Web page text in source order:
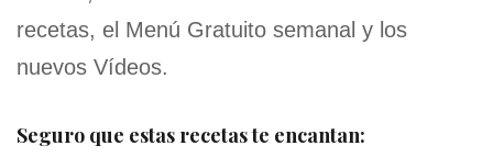
recetas, el Menú Gratuito semanal y los
nuevos Vídeos.
Seguro que estas recetas te encantan: